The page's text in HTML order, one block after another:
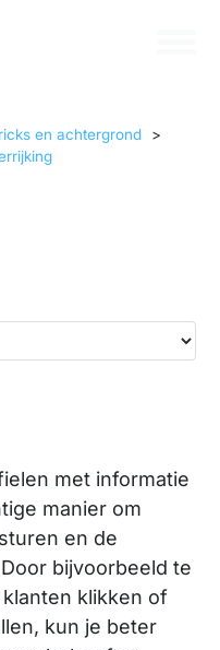
en achtergrond
>
met informatie
manier om
en de
bijvoorbeeld te
klikken of
kun je beter